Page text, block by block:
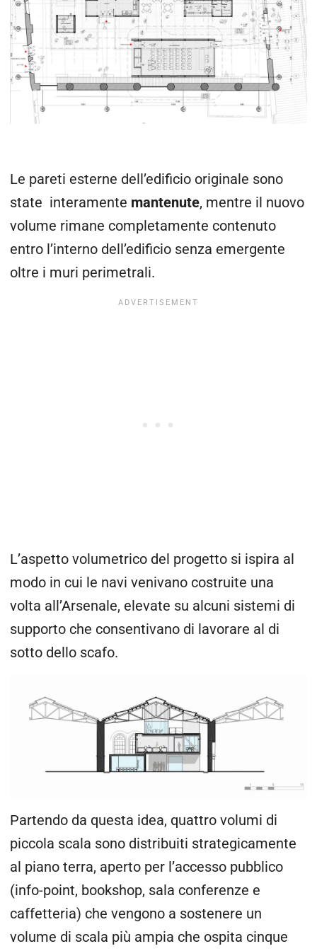
Le pareti esterne dell’edificio originale sono
state interamente mantenute, mentre il nuovo
volume rimane completamente contenuto
entro l’interno dell’edificio senza emergente
oltre i muri perimetrali.
L’aspetto volumetrico del progetto si ispira al
modo in cui le navi venivano costruite una
volta all’Arsenale, elevate su alcuni sistemi di
supporto che consentivano di lavorare al di
sotto dello scafo.
Partendo da questa idea, quattro volumi di
piccola scala sono distribuiti strategicamente
al piano terra, aperto per l’accesso pubblico
(info-point, bookshop, sala conferenze e
caffetteria) che vengono a sostenere un
volume di scala più ampia che ospita cinque